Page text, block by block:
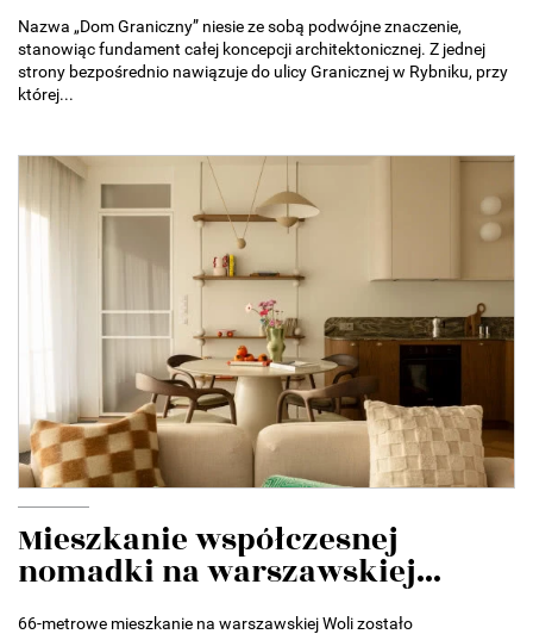
Nazwa „Dom Graniczny” niesie ze sobą podwójne znaczenie,
stanowiąc fundament całej koncepcji architektonicznej. Z jednej
strony bezpośrednio nawiązuje do ulicy Granicznej w Rybniku, przy
której...
Mieszkanie współczesnej
nomadki na warszawskiej...
66-metrowe mieszkanie na warszawskiej Woli zostało